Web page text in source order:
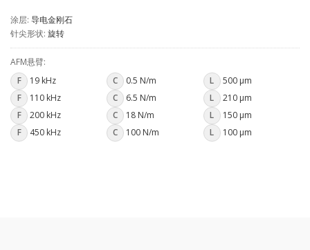
涂层: 导电金刚石
针尖形状: 旋转
AFM悬臂:
F
19 kHz C 0.5 N/m L 500 µm
F
110 kHz C 6.5 N/m L 210 µm
F
200 kHz C 18 N/m L 150 µm
F
450 kHz C 100 N/m L 100 µm